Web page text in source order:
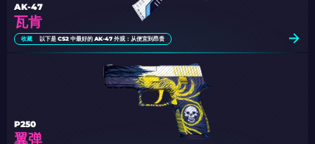
瓦肯
AK-47
收藏 以下是 CS2 中最好的 AK-47 外观：从便宜到昂贵
翼弹
P250